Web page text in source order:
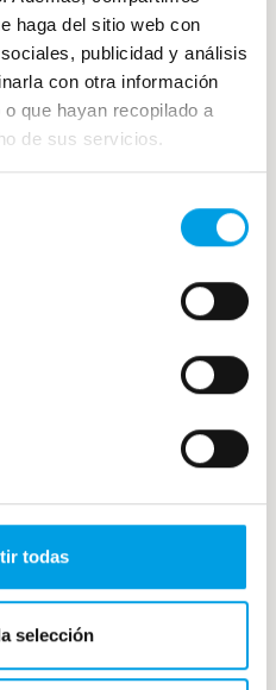
haga del sitio web con
publicidad y análisis
con otra información
que hayan recopilado a
de sus servicios.
todas
selección
de Cocelang
puedas disponer de
de verano y
de preciopor la alta
la comodidad que
y nos encargaremos
le falte de nada, con
una gran variedad.